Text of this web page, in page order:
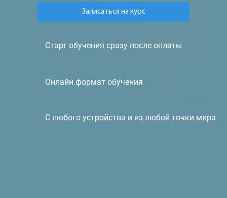
Записаться на курс
Старт обучения сразу после оплаты
Онлайн формат обучения
С любого устройства и из любой точки мира